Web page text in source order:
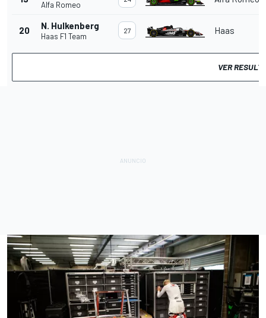
Alfa Romeo
20 N. Hulkenberg
Haas F1 Team
27 Haas
VER